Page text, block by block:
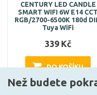
CENTURY LED CANDLE
SMART WIFI 6W E14 CCT
RGB/2700-6500K 180d
Tuya WiFi
339 Kč
DO KOŠÍKU
Než budete